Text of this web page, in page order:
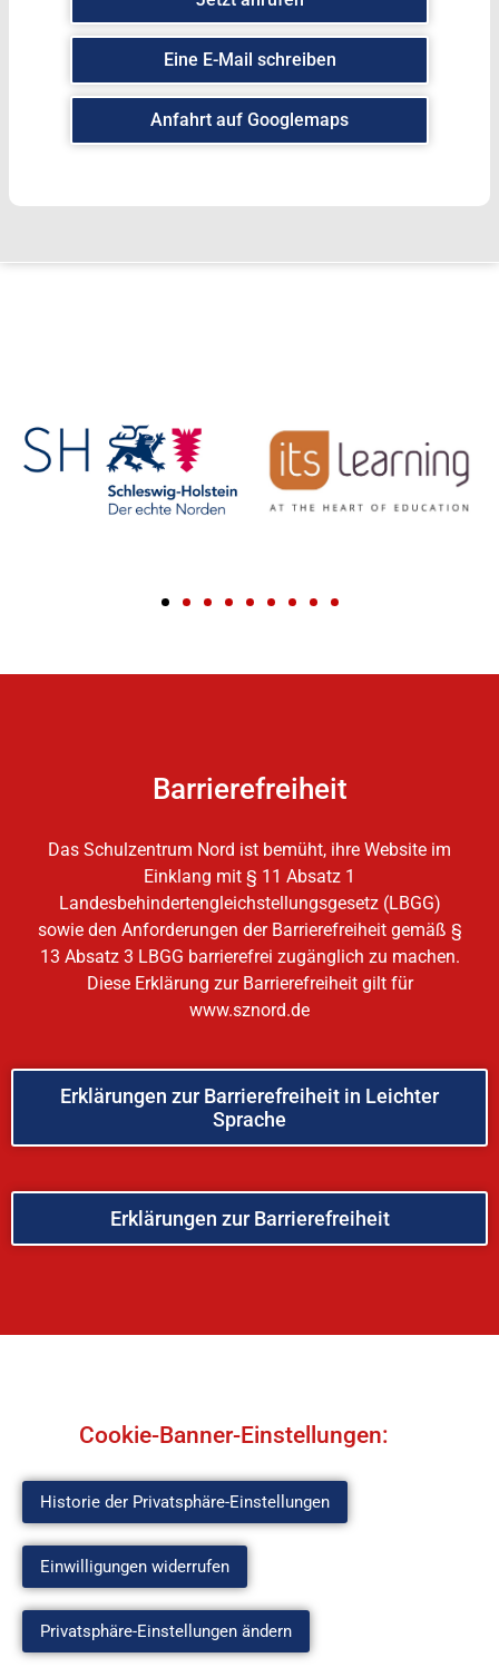
Eine E-Mail schreiben
Anfahrt auf Googlemaps
Barrierefreiheit
Das Schulzentrum Nord ist bemüht, ihre Website im
Einklang mit § 11 Absatz 1
Landesbehindertengleichstellungsgesetz (LBGG)
sowie den Anforderungen der Barrierefreiheit gemäß §
13 Absatz 3 LBGG barrierefrei zugänglich zu machen.
Diese Erklärung zur Barrierefreiheit gilt für
www.sznord.de
Erklärungen zur Barrierefreiheit in Leichter
Sprache
Erklärungen zur Barrierefreiheit
Cookie-Banner-Einstellungen:
Historie der Privatsphäre-Einstellungen
Einwilligungen widerrufen
Privatsphäre-Einstellungen ändern